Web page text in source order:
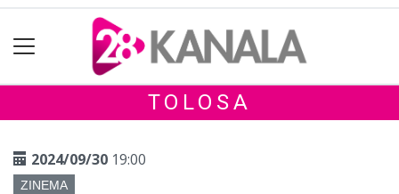
TOLOSA
2024/09/30 19:00
ZINEMA